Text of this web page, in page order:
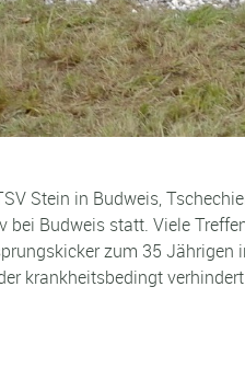
Stein in Budweis,
bei Budweis statt. Viele
zum 35
krankheitsbedingt